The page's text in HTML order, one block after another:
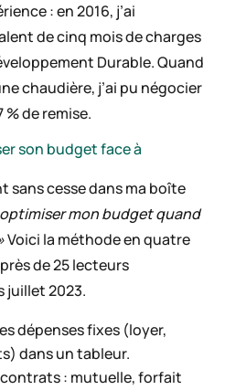
: en 2016, j’ai
de cinq mois de charges
Durable. Quand
chaudière, j’ai pu négocier
de remise.
son budget face à
sans cesse dans ma boîte
mon budget quand
Voici la méthode en quatre
de 25 lecteurs
juillet 2023.
dépenses fixes (loyer,
dans un tableur.
: mutuelle, forfait